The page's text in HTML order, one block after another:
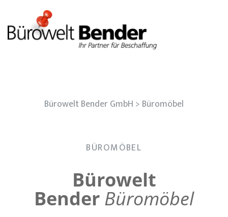
Bürowelt Bender GmbH > Büromöbel
BÜROMÖBEL
Bürowelt
Bender Büromöbel